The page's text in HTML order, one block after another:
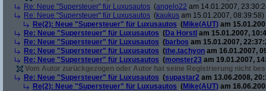
Re: Neue "Supersteuer" für Luxusautos (angelo22 am 14.01.2007,
Re: Neue "Supersteuer" für Luxusautos (kaukus am 15.01.2007, 08:39:58)
Re(2): Neue "Supersteuer" für Luxusautos (Mike(AUT) am
Re: Neue "Supersteuer" für Luxusautos (Da Horstl am 15.01.2007,
Re: Neue "Supersteuer" für Luxusautos (barbos am 15.01.2007,
Re: Neue "Supersteuer" für Luxusautos (the.tachyon am 16.01.2007,
Re: Neue "Supersteuer" für Luxusautos (monster23 am 19.01.2007,
Vom Autor zurückgezogen oder Autor hat seine Registrierung nicht
Re: Neue "Supersteuer" für Luxusautos (supastar2 am 13.06.2008,
Re(2): Neue "Supersteuer" für Luxusautos (Mike(AUT) am